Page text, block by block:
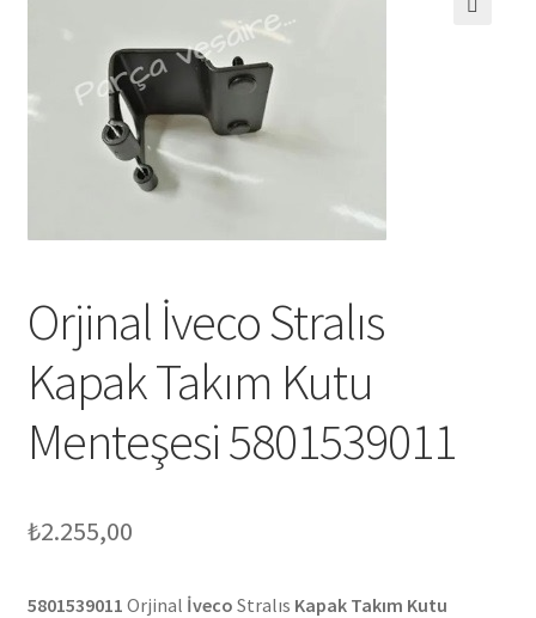
Orjinal İveco Stralıs
Kapak Takım Kutu
Menteşesi 5801539011
₺2.255,00
5801539011 Orjinal İveco Stralıs Kapak Takım Kutu